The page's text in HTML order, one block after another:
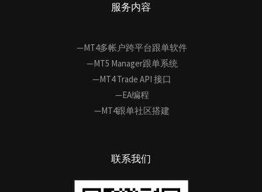
服务内容
—MT4多帐户跨平台跟单软件
—MT5 Manager跟单系统
—MT4 Trade API 接口
—EA编程
—MT4跟单社区搭建
联系我们